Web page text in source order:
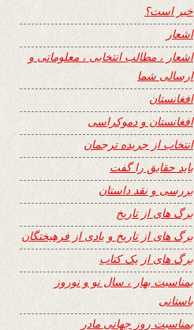
خبر است؟
اشعار
اشعار ، مطالب انتخابی ، معلوماتی و
ارسالی شما
افغانستان
افغانستان و دموکراسی
انتخاب از جریده ترجمان
باید حقایق را گفت
بررسی و نقد داستان
برگ های از تاریخ
برگ های از تاریخ و یادی از فرهیختگان
برگ های از یک کتاب
بمناسبت بهار ، سال نو و نوروز
باستانی
بمناسبت روز جهانی مادر